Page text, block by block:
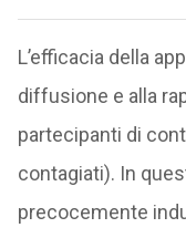
L’efficacia della
diffusione e alla
partecipanti di
contagiati). In
precocemente